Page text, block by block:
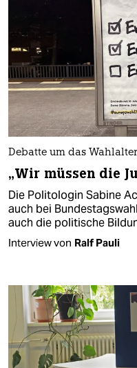
Debatte um das Wahlalter
„Wir müssen die
Die Politologin Sabine
auch bei
auch die politische
Interview von Ralf Pauli